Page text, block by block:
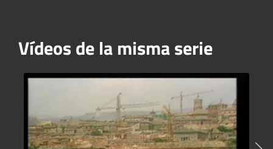
Vídeos de la misma serie